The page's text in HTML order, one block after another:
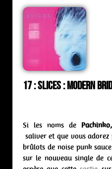
17 : Slices : modern
Si les noms de
saliver et que vous
brûlots de noise punk
sur le nouveau single de